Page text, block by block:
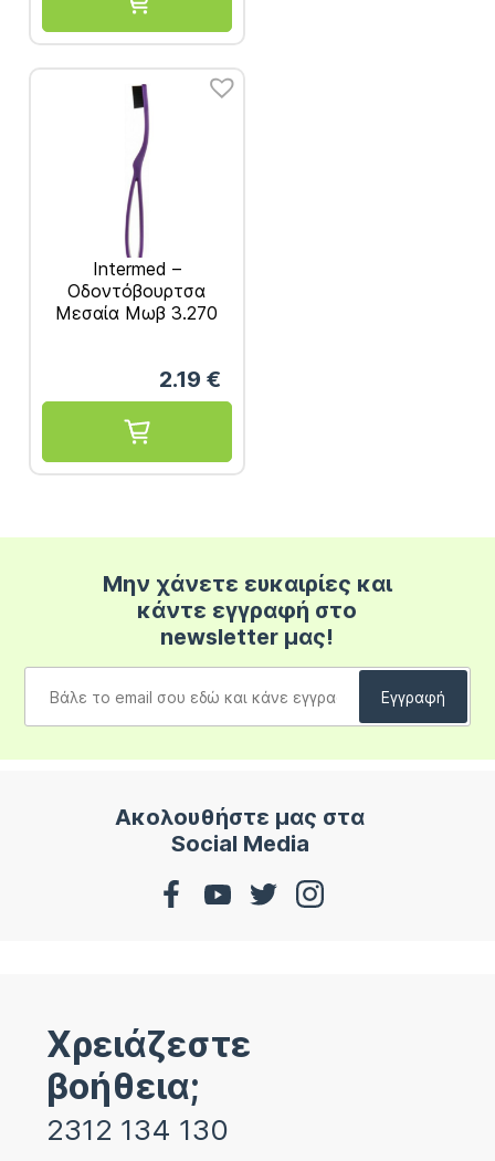
Intermed –
Οδοντόβουρτσα
Μεσαία Μωβ 3.270
2.19 €
Μην χάνετε ευκαιρίες και
κάντε εγγραφή στο
newsletter μας!
Ακολουθήστε μας στα
Social Media
Χρειάζεστε
βοήθεια;
2312 134 130